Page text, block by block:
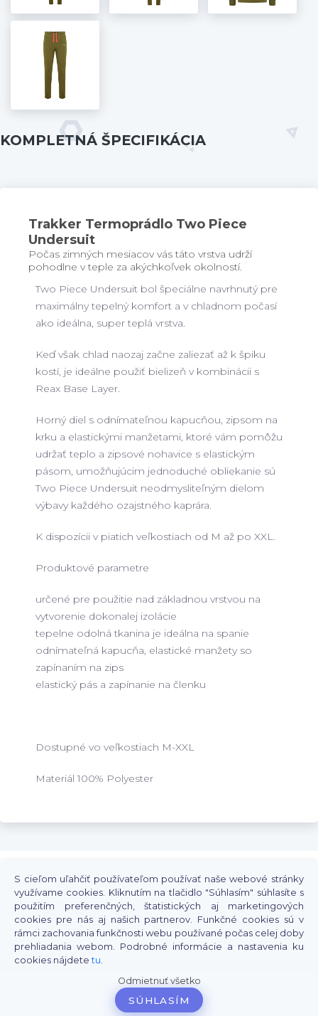
S cieľom uľahčiť používateľom používať naše webové stránky
využívame cookies. Kliknutím na tlačidlo "Súhlasím" súhlasíte s
použitím preferenčných, štatistických aj marketingových
cookies pre nás aj našich partnerov. Funkčné cookies sú v
rámci zachovania funkčnosti webu používané počas celej doby
prehliadania webom. Podrobné informácie a nastavenia ku
cookies nájdetetu
Odmietnuť všetko
SÚHLASÍM
KOMPLETNÁ ŠPECIFIKÁCIA
Trakker Termoprádlo Two Piece
Undersuit
Počas zimných mesiacov vás táto vrstva udrží
pohodlne v teple za akýchkoľvek okolností.​
Two Piece Undersuit bol špeciálne navrhnutý pre
maximálny tepelný komfort a v chladnom počasí
ako ideálna, super teplá vrstva.
Keď však chlad naozaj začne zaliezať až k špiku
kostí, je ideálne použiť bielizeň v kombinácii s
Reax Base Layer.
Horný diel s odnímateľnou kapucňou, zipsom na
krku a elastickými manžetami, ktoré vám pomôžu
udržať teplo a zipsové nohavice s elastickým
pásom, umožňujúcim jednoduché obliekanie sú
Two Piece Undersuit neodmysliteľným dielom
výbavy každého ozajstného kaprára.
K dispozícii v piatich veľkostiach od M až po XXL.
Produktové parametre
určené pre použitie nad základnou vrstvou na
vytvorenie dokonalej izolácie
tepelne odolná tkanina je ideálna na spanie
odnímateľná kapucňa, elastické manžety so
zapínaním na zips
elastický pás a zapínanie na členku
Dostupné vo veľkostiach M-XXL
Materiál 100% Polyester
Copyright 2025 SNIKY S. R. O.